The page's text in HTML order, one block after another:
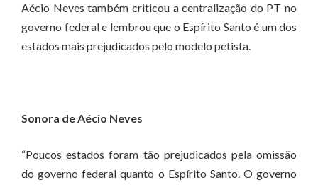
Aécio Neves também criticou a centralização do PT no
governo federal e lembrou que o Espírito Santo é um dos
estados mais prejudicados pelo modelo petista.
Sonora de Aécio Neves
“Poucos estados foram tão prejudicados pela omissão
do governo federal quanto o Espírito Santo. O governo